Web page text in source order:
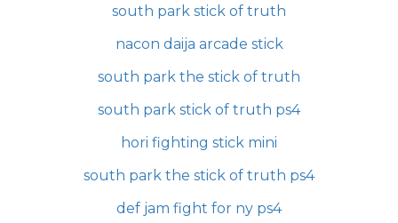
south park stick of truth
nacon daija arcade stick
south park the stick of truth
south park stick of truth ps4
hori fighting stick mini
south park the stick of truth ps4
def jam fight for ny ps4